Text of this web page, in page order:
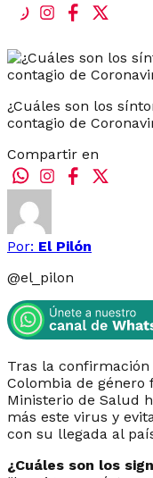
¿Cuáles son los
contagio de
Compartir en
Por: El Pilón
@el_pilon
Tras la
Colombia de género
Ministerio de Salud
más este virus y
con su llegada al
¿Cuáles son los